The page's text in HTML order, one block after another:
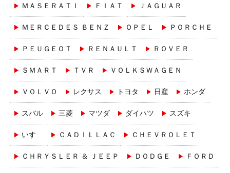
ＭＡＳＥＲＡＴＩ ＦＩＡＴ ＪＡＧＵＡＲ
ＭＥＲＣＥＤＥＳ ＢＥＮＺ ＯＰＥＬ ＰＯＲＣＨＥ
ＰＥＵＧＥＯＴ ＲＥＮＡＵＬＴ ＲＯＶＥＲ
ＳＭＡＲＴ ＴＶＲ ＶＯＬＫＳＷＡＧＥＮ
ＶＯＬＶＯ レクサス トヨタ 日産 ホンダ
スバル 三菱 マツダ ダイハツ スズキ
いすゞ ＣＡＤＩＬＬＡＣ ＣＨＥＶＲＯＬＥＴ
ＣＨＲＹＳＬＥＲ ＆ ＪＥＥＰ ＤＯＤＧＥ ＦＯＲＤ